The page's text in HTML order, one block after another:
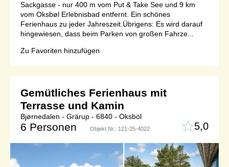
Sackgasse - nur 400 m vom Put & Take See und 9 km
vom Oksbøl Erlebnisbad entfernt. Ein schönes
Ferienhaus zu jeder Jahreszeit.Übrigens: Es wird darauf
hingewiesen, dass beim Parken von großen Fahrze...
Zu Favoriten hinzufügen
Gemütliches Ferienhaus mit
Terrasse und Kamin
Bjørnedalen - Grärup - 6840 - Oksböl
6 Personen Objekt Nr.: 121-25-4022 5,0